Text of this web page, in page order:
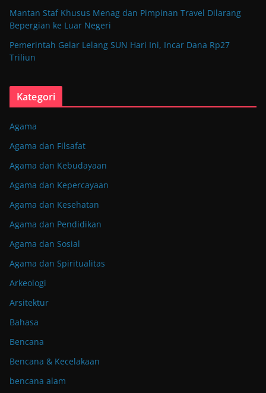
Mantan Staf Khusus Menag dan Pimpinan Travel Dilarang
Bepergian ke Luar Negeri
Pemerintah Gelar Lelang SUN Hari Ini, Incar Dana Rp27
Triliun
Kategori
Agama
Agama dan Filsafat
Agama dan Kebudayaan
Agama dan Kepercayaan
Agama dan Kesehatan
Agama dan Pendidikan
Agama dan Sosial
Agama dan Spiritualitas
Arkeologi
Arsitektur
Bahasa
Bencana
Bencana & Kecelakaan
bencana alam